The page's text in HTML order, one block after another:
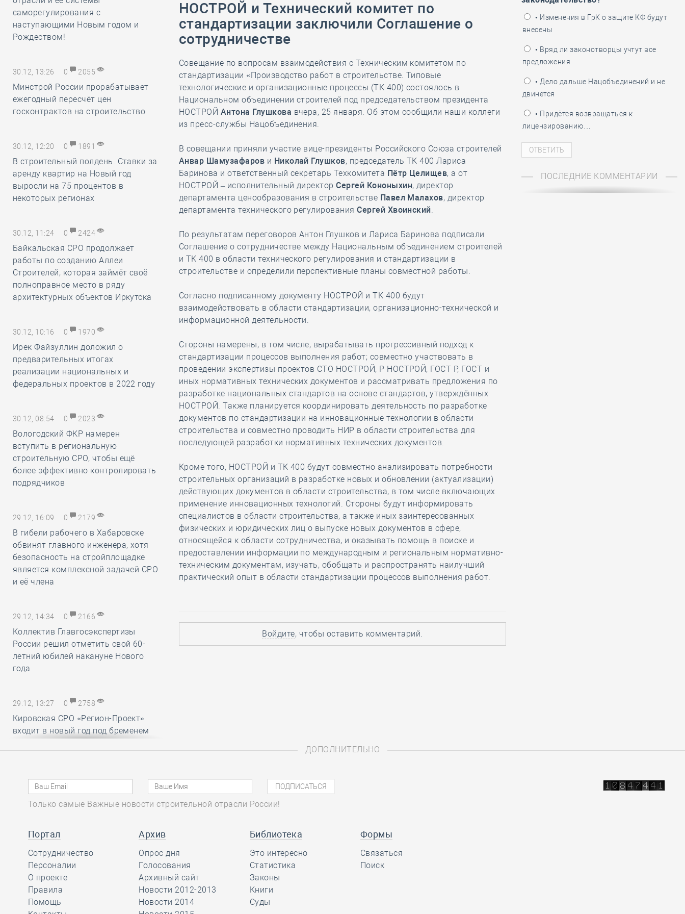
28 мая
саморегулирования с
наступающими Новым годом и
Рождеством!
30.12, 13:26 0 2055
Минстрой России прорабатывает
ежегодный пересчёт цен
госконтрактов на строительство
30.12, 12:20 0 1891
В строительный полдень. Ставки за
аренду квартир на Новый год
выросли на 75 процентов в
некоторых регионах
30.12, 11:24 0 2424
Байкальская СРО продолжает
работы по созданию Аллеи
Строителей, которая займёт своё
полноправное место в ряду
архитектурных объектов Иркутска
30.12, 10:16 0 1970
Ирек Файзуллин доложил о
предварительных итогах
реализации национальных и
федеральных проектов в 2022 году
30.12, 08:54 0 2023
Вологодский ФКР намерен
вступить в региональную
строительную СРО, чтобы ещё
более эффективно контролировать
подрядчиков
29.12, 16:09 0 2179
В гибели рабочего в Хабаровске
обвинят главного инженера, хотя
безопасность на стройплощадке
является комплексной задачей СРО
и её члена
29.12, 14:34 0 2166
Коллектив Главгосэкспертизы
России решил отметить свой 60-
летний юбилей накануне Нового
года
29.12, 13:27 0 2758
Кировская СРО «Регион-Проект»
входит в новый год под бременем
29.12, 12:25 0 1718
В строительный полдень. Ввод
жилья в России впервые достиг
за год
29.12, 11:28 0
Ирек Файзуллин поблагодарил
Анвара Шамузафарова за участие
в подготовке и проведении II
НОСТРОЙ и Технический комитет по
стандартизации заключили Соглашение о
сотрудничестве
Совещание по вопросам взаимодействия с Техническим комитетом по
стандартизации «Производство работ в строительстве. Типовые
технологические и организационные процессы (ТК 400) состоялось в
Национальном объединении строителей под председательством президента
НОСТРОЙ Антона Глушкова вчера, 25 января. Об этом сообщили наши коллеги
из пресс-службы Нацобъединения.
В совещании приняли участие вице-президенты Российского Союза строителей
Анвар Шамузафаров и Николай Глушков, председатель ТК 400 Лариса
Баринова и ответственный секретарь Техкомитета Пётр Целищев, а от
НОСТРОЙ – исполнительный директорСергей Кононыхин, директор
департамента ценообразования в строительстве Павел Малахов, директор
департамента технического регулированияСергей Хвоинский.
По результатам переговоров Антон Глушков и Лариса Баринова подписали
Соглашение о сотрудничестве между Национальным объединением строителей
и ТК 400 в области технического регулирования и стандартизации в
строительстве и определили перспективные планы совместной работы.
Согласно подписанному документу НОСТРОЙ и ТК 400 будут
взаимодействовать в области стандартизации, организационно-технической и
информационной деятельности.
Стороны намерены, в том числе, вырабатывать прогрессивный подход к
стандартизации процессов выполнения работ; совместно участвовать в
проведении экспертизы проектов СТО НОСТРОЙ, Р НОСТРОЙ, ГОСТ Р, ГОСТ и
иных нормативных технических документов и рассматривать предложения по
разработке национальных стандартов на основе стандартов, утверждённых
НОСТРОЙ. Также планируется координировать деятельность по разработке
документов по стандартизации на инновационные технологии в области
строительства и совместно проводить НИР в области строительства для
последующей разработки нормативных технических документов.
Кроме того, НОСТРОЙ и ТК 400 будут совместно анализировать потребности
строительных организаций в разработке новых и обновлении (актуализации)
действующих документов в области строительства, в том числе включающих
применение инновационных технологий. Стороны будут информировать
специалистов в области строительства, а также иных заинтересованных
физических и юридических лиц о выпуске новых документов в сфере,
относящейся к области сотрудничества, и оказывать помощь в поиске и
предоставлении информации по международным и региональным нормативно-
техническим документам, изучать, обобщать и распространять наилучший
практический опыт в области стандартизации процессов выполнения работ.
Войдите, чтобы оставить комментарий.
• Изменения в ГрК о защите КФ будут
внесены
• Вряд ли законотворцы учтут все
предложения
• Дело дальше Нацобъединений и не
двинется
• Придётся возвращаться к
лицензированию…
ПОСЛЕДНИЕ КОММЕНТАРИИ
ДОПОЛНИТЕЛЬНО
Только самые Важные новости строительной отрасли России!
Портал
Сотрудничество
Персоналии
О проекте
Правила
Помощь
Архив
Опрос дня
Голосования
Архивный сайт
Новости 2012-2013
Новости 2014
Библиотека
Это интересно
Статистика
Законы
Книги
Суды
Формы
Связаться
Поиск